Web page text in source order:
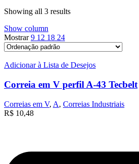
Showing all 3 results
Show column
Mostrar9 12 18 24
Adicionar à Lista de Desejos
Correia em V perfil A-43 Tecbelt
Correias em V, A, Correias Industriais
R$ 10,48